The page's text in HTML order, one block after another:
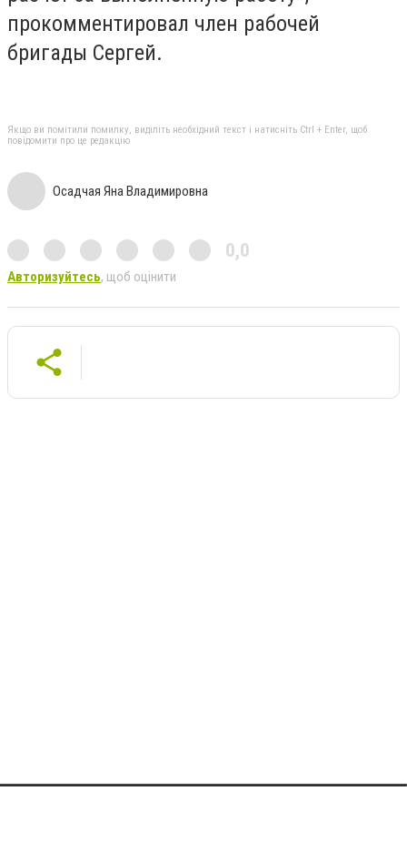
прокомментировал член рабочей
бригады Сергей.
Якщо ви помітили помилку, виділіть необхідний текст і натисніть Ctrl + Enter, щоб
повідомити про це редакцію
Осадчая Яна Владимировна
0,0
Авторизуйтесь, щоб оцінити